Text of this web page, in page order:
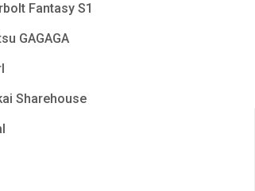
Fantasy S1
GAGAGA
Sharehouse